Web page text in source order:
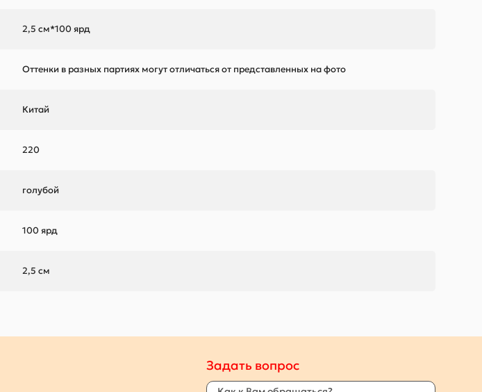
2,5 см*100 ярд
Оттенки в разных партиях могут отличаться от представленных на фото
Китай
220
голубой
100 ярд
2,5 см
Задать вопрос